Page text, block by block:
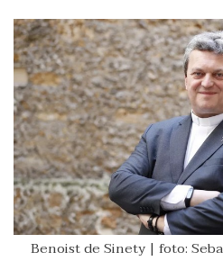
Benoist de Sinety | foto: